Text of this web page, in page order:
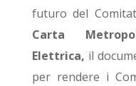
futuro del
Carta
Elettrica, il
per rendere i